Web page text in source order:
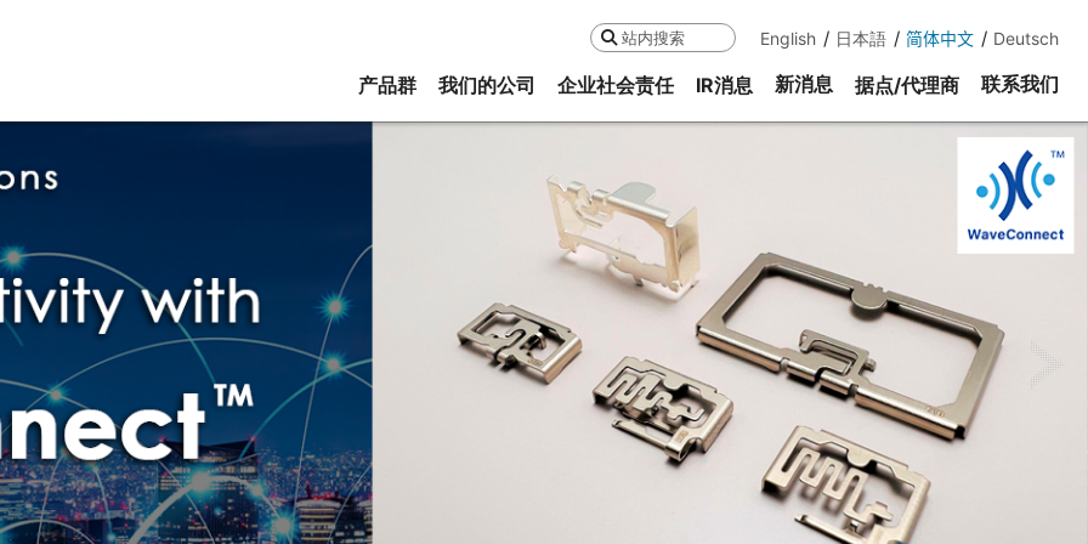
搜索 English 日本語 简体中文 Deutsch
产品群 我们的公司 企业社会责任 IR消息 新消息 据点/代理商 联系我们